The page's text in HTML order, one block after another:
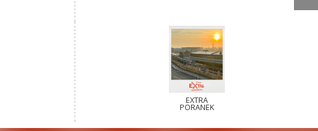
EXTRA
PORANEK